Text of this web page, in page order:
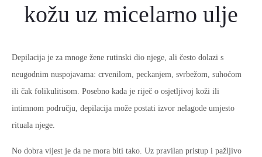
kožu uz micelarno ulje
Depilacija je za mnoge žene rutinski dio njege, ali često dolazi s
neugodnim nuspojavama: crvenilom, peckanjem, svrbežom, suhoćom
ili čak folikulitisom. Posebno kada je riječ o osjetljivoj koži ili
intimnom području, depilacija može postati izvor nelagode umjesto
rituala njege.
No dobra vijest je da ne mora biti tako. Uz pravilan pristup i pažljivo